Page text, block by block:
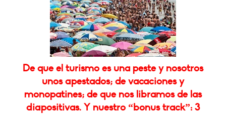
De que el turismo es una peste y nosotros
unos apestados; de vacaciones y
monopatines; de que nos libramos de las
diapositivas. Y nuestro “bonus track”: 3